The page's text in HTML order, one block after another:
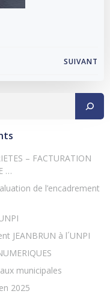
SUIVANT
– FACTURATION
…
de l’encadrement
JEANBRUN à l´UNPI
municipales
2025